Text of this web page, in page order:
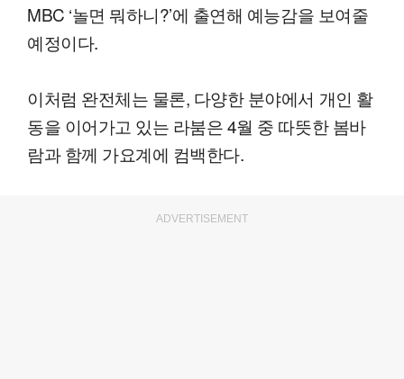
MBC ‘놀면 뭐하니?’에 출연해 예능감을 보여줄
예정이다.
이처럼 완전체는 물론, 다양한 분야에서 개인 활
동을 이어가고 있는 라붐은 4월 중 따뜻한 봄바
람과 함께 가요계에 컴백한다.
ADVERTISEMENT